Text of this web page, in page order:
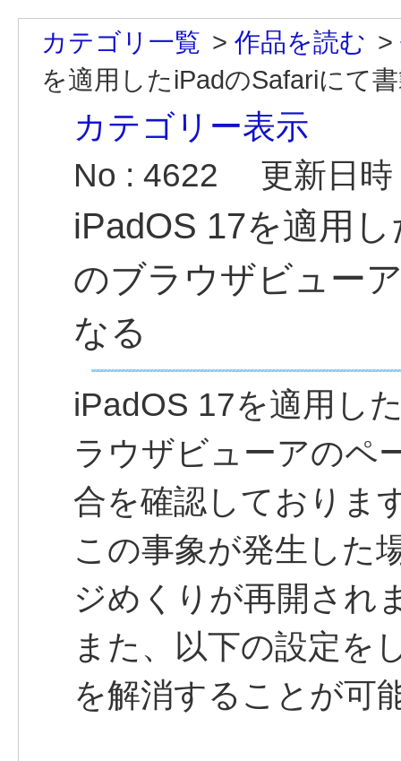
カテゴリ一覧 > 作品を読む >
を適用したiPadのSafariにて
カテゴリー表示
No : 4622
更新日
iPadOS 17を適用
のブラウザビュー
なる
iPadOS 17を適用し
ラウザビューアのペ
合を確認しておりま
この事象が発生した
ジめくりが再開され
また、以下の設定を
を解消することが可